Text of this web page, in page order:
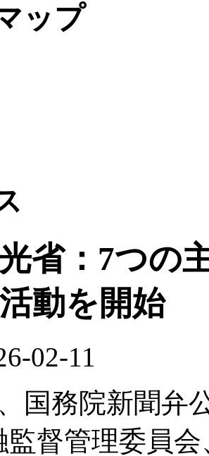
ップ
省：7つの
動を開始
02-11
国務院新聞弁
監督管理委員